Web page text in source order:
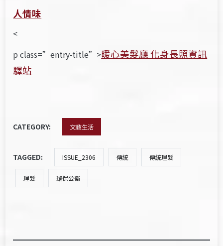
人情味
<
p class=”entry-title”>暖心美髮廳 化身長照資訊
驛站
CATEGORY: 文教生活
TAGGED: ISSUE_2306 傳統 傳統理髮
理髮 環保公衛